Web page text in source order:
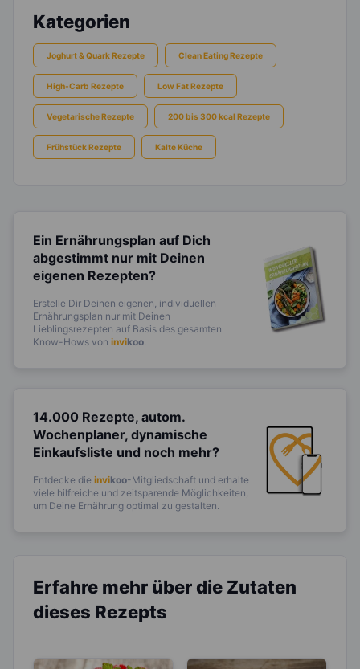
Kategorien
Joghurt & Quark Rezepte Clean Eating Rezepte
High-Carb Rezepte Low Fat Rezepte
Vegetarische Rezepte 200 bis 300 kcal Rezepte
Frühstück Rezepte Kalte Küche
Ein Ernährungsplan auf Dich
abgestimmt nur mit Deinen
eigenen Rezepten?
Erstelle Dir Deinen eigenen, individuellen
Ernährungsplan nur mit Deinen
Lieblingsrezepten auf Basis des gesamten
Know-Hows von invikoo
14.000 Rezepte, autom.
Wochenplaner, dynamische
Einkaufsliste und noch mehr?
Entdecke die invikoo-Mitgliedschaft und erhalte
viele hilfreiche und zeitsparende Möglichkeiten,
um Deine Ernährung optimal zu gestalten.
Erfahre mehr über die Zutaten
dieses Rezepts